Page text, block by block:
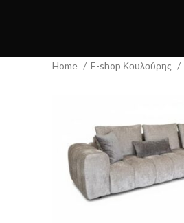
Home E-shop Κουλούρης